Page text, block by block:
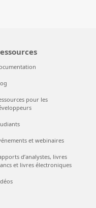
pour les
et webinaires
d’analystes, livres
et livres électroniques